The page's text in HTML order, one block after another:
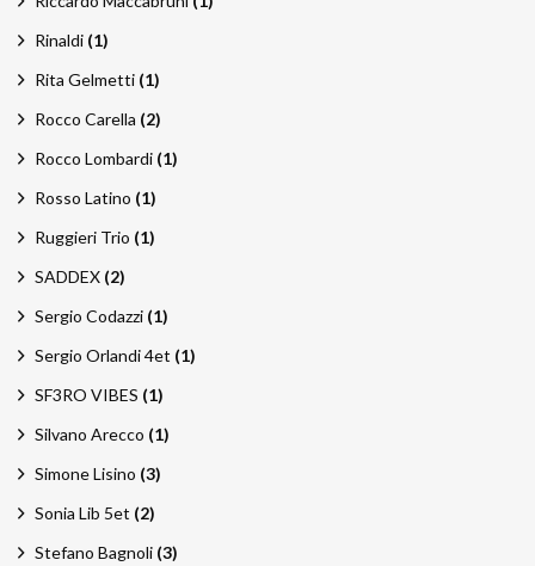
Rinaldi (1)
Rita Gelmetti (1)
Rocco Carella (2)
Rocco Lombardi (1)
Rosso Latino (1)
Ruggieri Trio (1)
SADDEX (2)
Sergio Codazzi (1)
Sergio Orlandi 4et (1)
SF3RO VIBES (1)
Silvano Arecco (1)
Simone Lisino (3)
Sonia Lib 5et (2)
Stefano Bagnoli (3)